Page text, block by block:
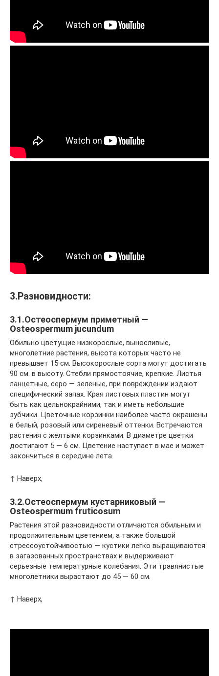
3.Разновидности:
3.1.Остеоспермум приметный —
Osteospermum jucundum
Обильно цветущие низкорослые, выносливые,
многолетние растения, высота которых часто не
превышает 15 см. Высокорослые сорта могут достигать
90 см. в высоту. Стебли прямостоячие, крепкие. Листья
ланцетные, серо — зеленые, при повреждении издают
специфический запах. Края листовых пластин могут
быть как цельнокрайними, так и иметь небольшие
зубчики. Цветочные корзинки наиболее часто окрашены
в белый, розовый или сиреневый оттенки. Встречаются
растения с желтыми корзинками. В диаметре цветки
достигают 5 — 6 см. Цветение наступает в мае и может
закончиться в середине лета.
↑ Наверх,
3.2.Остеоспермум кустарниковый —
Osteospermum fruticosum
Растения этой разновидности отличаются обильным и
продолжительным цветением, а также большой
стрессоустойчивостью — кустики легко выращиваются
в загазованных пространствах и выдерживают
серьезные температурные колебания. Эти травянистые
многолетники вырастают до 45 — 60 см.
↑ Наверх,